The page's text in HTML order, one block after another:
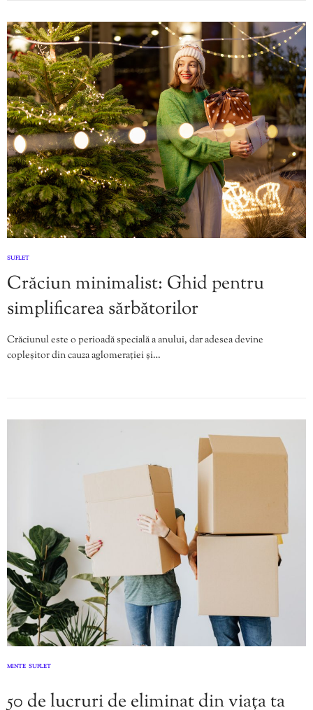
SUFLET
Crăciun minimalist: Ghid pentru
simplificarea sărbătorilor
Crăciunul este o perioadă specială a anului, dar adesea devine
copleșitor din cauza aglomerației și…
MINTE SUFLET
50 de lucruri de eliminat din viața ta